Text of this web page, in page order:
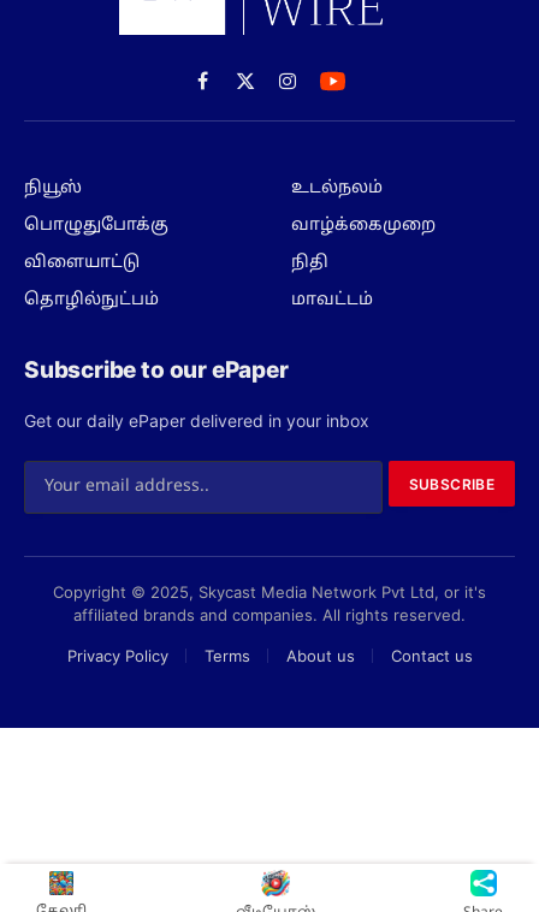
Facebook
X
(Twitter)
Instagram
நியூஸ்
பொழுதுபோக்கு
விளையாட்டு
தொழில்நுட்பம்
உடல்நலம்
வாழ்க்கைமுறை
நிதி
மாவட்டம்
Subscribe to our ePaper
Get our daily ePaper delivered in your inbox
SUBSCRIBE
Copyright © 2025, Skycast Media Network Pvt Ltd, or it's
affiliated brands and companies. All rights reserved.
Privacy Policy Terms About us Contact us